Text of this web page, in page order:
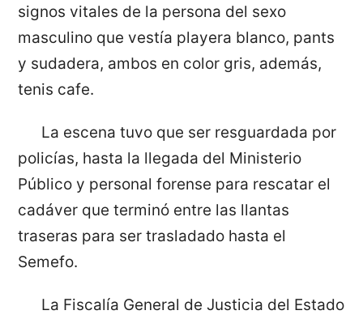
signos vitales de la persona del sexo
masculino que vestía playera blanco, pants
y sudadera, ambos en color gris, además,
tenis cafe.
La escena tuvo que ser resguardada por
policías, hasta la llegada del Ministerio
Público y personal forense para rescatar el
cadáver que terminó entre las llantas
traseras para ser trasladado hasta el
Semefo.
La Fiscalía General de Justicia del Estado